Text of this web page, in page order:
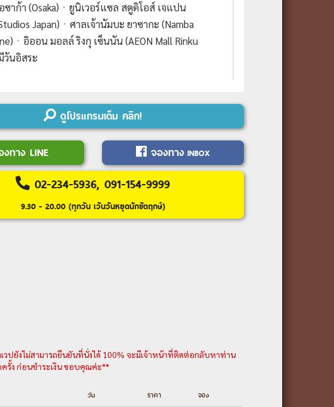
ซาก้า (Osaka)ㆍยูนิเวอร์แซล สตูดิโอส์ เจแปน
Japan)ㆍศาลเจ้านัมบะ ยาซากะ (Namba
ㆍอิออน มอลล์ ริงกุ เซ็นนัน (AEON Mall Rinku
วันอิสระ
กียว (สนามบินฮาเนดะ)-วัดอาซากุซะ-ช้อปปิ้งนากามิ
แป๊ะก๊วย อิโชนามิกิ-โกเทมบะพรีเมี่ยมเอ้าเล็ต-แช่
าติ-บุฟเฟ่ ขาปู
ฟูจิ ริมทะเลสาบคาวากุจิโกะ-กิจกรรม ชงชาญี่ปุ่น-
เปิ้ล โมมิจิ ไคโร-เมืองฟูจิโนะมิยะ-วัดไทเซคิจิ- เมืองนา
งซาคาเอะ
ากุระพร้อมใบไม้เปลี่ยนสี เมืองโอบาระ-ชมใบไม้
ดูโปรแกรมเต็ม คลิก!
ทาง LINE จองทางINBOX
02-234-5936, 091-154-9999
9.30 - 20.00 (ทุกวัน เว้นวันหยุดนักขัตฤกษ์)
วปยังไม่สามารถยืนยันที่นั่งได้ 100% จะมีเจ้าหน้าที่ติดต่อกลับหาท่าน
รั้ง ก่อนชำระเงิน ขอบคุณค่ะ**
วัน ราคา จอง